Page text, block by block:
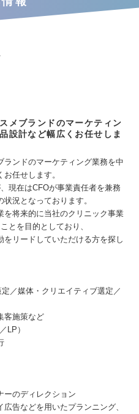
メブランドのマーケティン
設計など幅広くお任せしま
ランドのマーケティング業務を中
任せします。
現在はCFOが事業責任者を兼務
況となっております。
を将来的に当社のクリニック事業
とを目的としており、
リードしていただける方を探し
／媒体・クリエイティブ選定／
客施策など
LP）
ーのディレクション
告などを用いたプランニング、